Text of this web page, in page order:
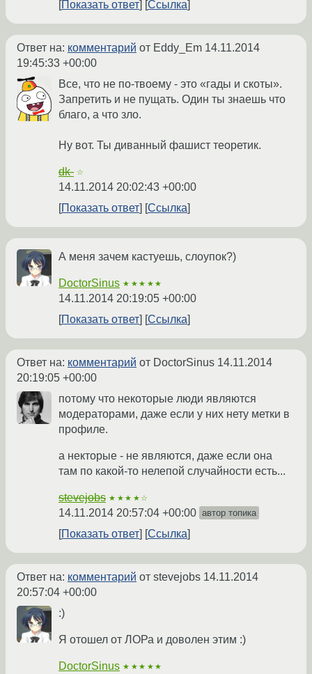
Показать ответ Ссылка
Ответ на: комментарий от Eddy_Em 14.11.2014
19:45:33 +00:00
Все, что не по-твоему - это «гады и скоты».
Запретить и не пущать. Один ты знаешь что
благо, а что зло.
Ну вот. Ты диванный фашист теоретик.
dk- ☆
14.11.2014 20:02:43 +00:00
Показать ответ
Ссылка
А меня зачем кастуешь, слоупок?)
DoctorSinus ★★★★★
14.11.2014 20:19:05 +00:00
Показать ответ
Ссылка
Ответ на: комментарий от DoctorSinus 14.11.2014
20:19:05 +00:00
потому что некоторые люди являются
модераторами, даже если у них нету метки в
профиле.
а некторые - не являются, даже если она
там по какой-то нелепой случайности есть...
stevejobs ★★★★☆
14.11.2014 20:57:04 +00:00 автор топика
Показать ответ Ссылка
Ответ на: комментарий от stevejobs 14.11.2014
20:57:04 +00:00
:)
Я отошел от ЛОРа и доволен этим :)
DoctorSinus ★★★★★